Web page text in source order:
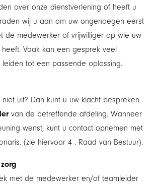
over onze dienstverlening of heeft u
wij u aan om uw ongenoegen eerst
de medewerker of vrijwilliger op wie uw
heeft. Vaak kan een gesprek veel
tot een passende oplossing.
uit? Dan kunt u uw klacht bespreken
van de betreffende afdeling. Wanneer
wenst, kunt u contact opnemen met
(zie hiervoor 4 . Raad van Bestuur).
met de medewerker en/of teamleider